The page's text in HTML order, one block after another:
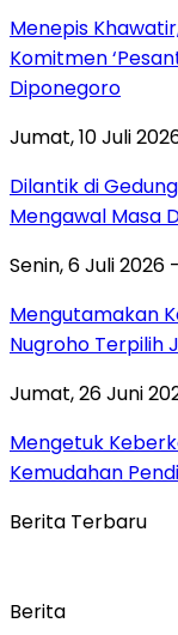
Menepis
Komitmen
Diponegoro
Jumat, 10 Juli
Dilantik di
Mengawal Masa
Senin, 6 Juli 2026
Mengutamakan
Nugroho Terpilih
Jumat, 26 Juni
Mengetuk
Kemudahan
Berita Terbaru
Berita